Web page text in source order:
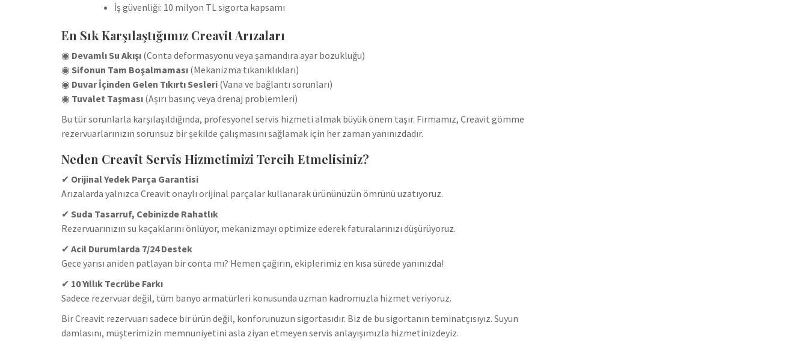
İş güvenliği: 10 milyon TL sigorta kapsamı
En Sık Karşılaştığımız Creavit Arızaları
◉ Devamlı Su Akışı (Conta deformasyonu veya şamandıra ayar bozukluğu)
◉ Sifonun Tam Boşalmaması (Mekanizma tıkanıklıkları)
◉ Duvar İçinden Gelen Tıkırtı Sesleri (Vana ve bağlantı sorunları)
◉ Tuvalet Taşması (Aşırı basınç veya drenaj problemleri)
Bu tür sorunlarla karşılaşıldığında, profesyonel servis hizmeti almak büyük önem taşır. Firmamız, Creavit gömme
rezervuarlarınızın sorunsuz bir şekilde çalışmasını sağlamak için her zaman yanınızdadır.
Neden Creavit Servis Hizmetimizi Tercih Etmelisiniz?
✔ Orijinal Yedek Parça Garantisi
Arızalarda yalnızca Creavit onaylı orijinal parçalar kullanarak ürününüzün ömrünü uzatıyoruz.
✔ Suda Tasarruf, Cebinizde Rahatlık
Rezervuarınızın su kaçaklarını önlüyor, mekanizmayı optimize ederek faturalarınızı düşürüyoruz.
✔ Acil Durumlarda 7/24 Destek
Gece yarısı aniden patlayan bir conta mı? Hemen çağırın, ekiplerimiz en kısa sürede yanınızda!
✔ 10 Yıllık Tecrübe Farkı
Sadece rezervuar değil, tüm banyo armatürleri konusunda uzman kadromuzla hizmet veriyoruz.
Bir Creavit rezervuarı sadece bir ürün değil, konforunuzun sigortasıdır. Biz de bu sigortanın teminatçısıyız. Suyun
damlasını, müşterimizin memnuniyetini asla ziyan etmeyen servis anlayışımızla hizmetinizdeyiz.